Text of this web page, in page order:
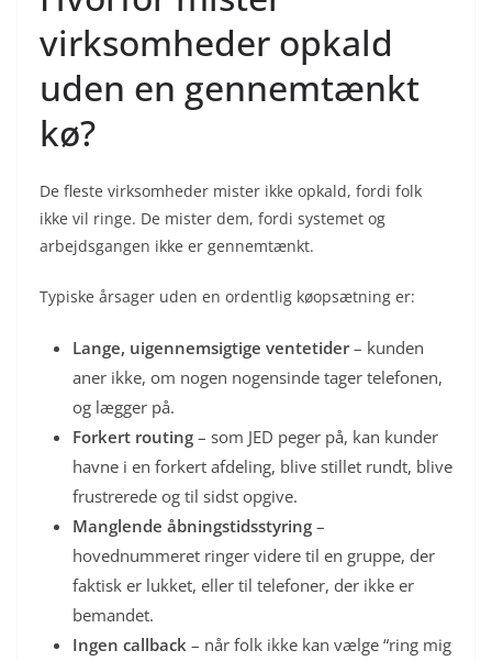
virksomheder opkald
uden en gennemtænkt
kø?
De fleste virksomheder mister ikke opkald, fordi folk
ikke vil ringe. De mister dem, fordi systemet og
arbejdsgangen ikke er gennemtænkt.
Typiske årsager uden en ordentlig køopsætning er:
Lange, uigennemsigtige ventetider– kunden
aner ikke, om nogen nogensinde tager telefonen,
og lægger på.
Forkert routing – som JED peger på, kan kunder
havne i en forkert afdeling, blive stillet rundt, blive
frustrerede og til sidst opgive.
Manglende åbningstidsstyring –
hovednummeret ringer videre til en gruppe, der
faktisk er lukket, eller til telefoner, der ikke er
bemandet.
Ingen callback – når folk ikke kan vælge “ring mig